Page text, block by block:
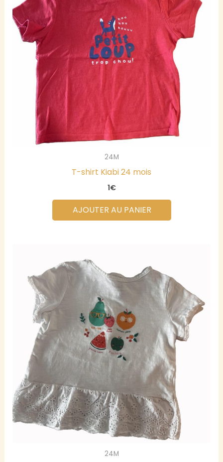
24M
T-shirt Kiabi 24 mois
1€
AJOUTER AU PANIER
24M